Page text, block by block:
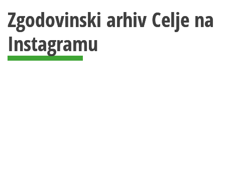
Zgodovinski arhiv Celje na
Instagramu